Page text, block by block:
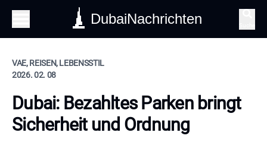
DubaiNachrichten
VAE, REISEN, LEBENSSTIL
2026. 02. 08
Dubai: Bezahltes Parken bringt
Sicherheit und Ordnung